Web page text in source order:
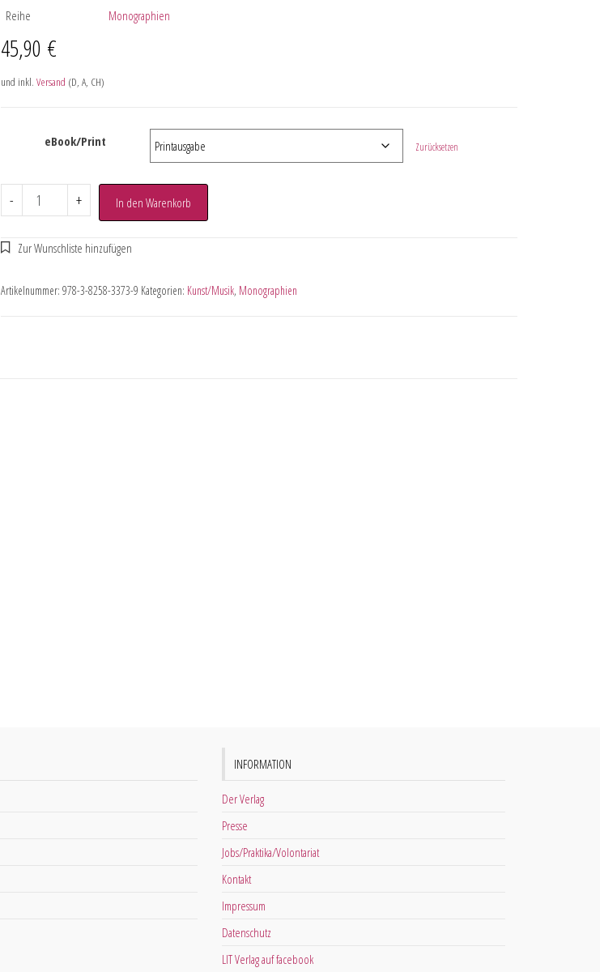
Reihe
Monographien
45,90 €
und inkl. Versand (D, A, CH)
eBook/Print Zurücksetzen
- + In den Warenkorb
Artikelnummer: 978-3-8258-3373-9 Kategorien: Kunst/Musik, Monographien
INFORMATION
Der Verlag
Presse
Jobs/Praktika/Volontariat
Kontakt
Impressum
Datenschutz
LIT Verlag auf facebook